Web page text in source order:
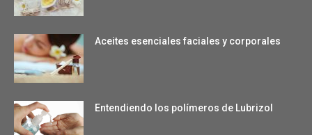
Aceites esenciales faciales y corporales
Entendiendo los polímeros de Lubrizol